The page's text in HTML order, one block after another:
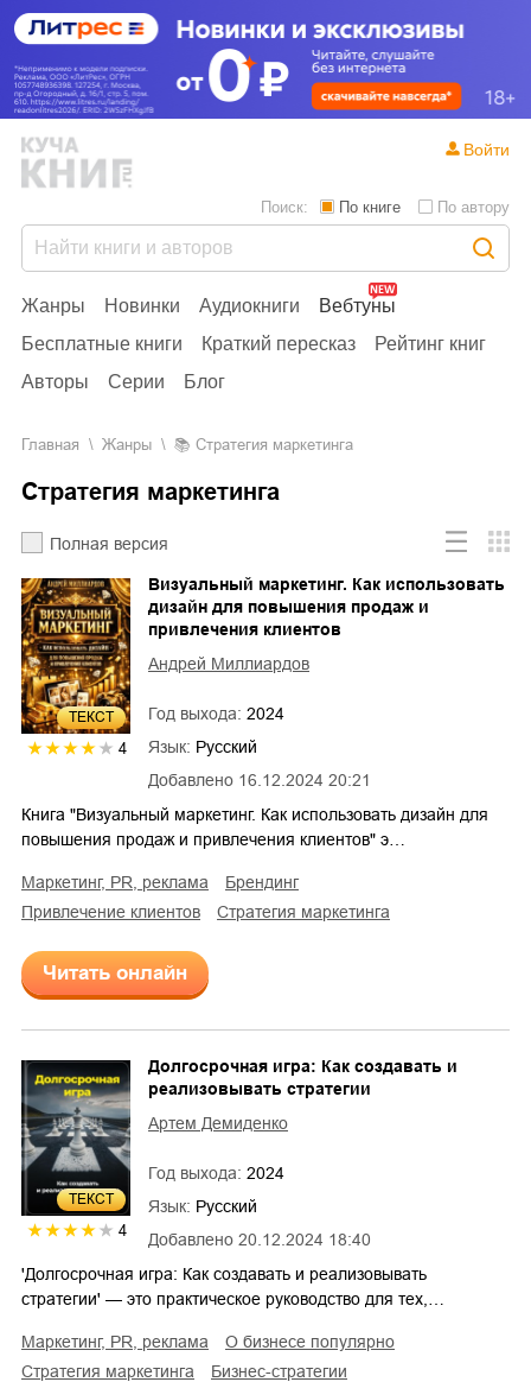
Жанры Новинки Аудиокниги
Вебтуны
Бесплатные книги
Краткий пересказ
Рейтинг книг
Авторы
Серии Блог
Поиск: По книге По автору
Войти
Главная Жанры Стратегия маркетинга
Стратегия маркетинга
Полная версия
ТЕКСТ
4
Добавлено 16.12.2024 20:21
Визуальный маркетинг. Как использовать
дизайн для повышения продаж и
привлечения клиентов
Андрей Миллиардов
Год выхода: 2024
Язык: Русский
Книга "Визуальный маркетинг. Как использовать дизайн для
повышения продаж и привлечения клиентов" э…
маркетинг, PR, реклама
брендинг
привлечение клиентов
стратегия маркетинга
Читать онлайн
ТЕКСТ
4 Добавлено 20.12.2024 18:40
Долгосрочная игра: Как создавать и
реализовывать стратегии
Артем Демиденко
Год выхода: 2024
Язык: Русский
'Долгосрочная игра: Как создавать и реализовывать
стратегии' — это практическое руководство для тех,…
маркетинг, PR, реклама
о бизнесе популярно
стратегия маркетинга
бизнес-стратегии